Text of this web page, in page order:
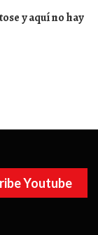
y aquí no hay
Youtube